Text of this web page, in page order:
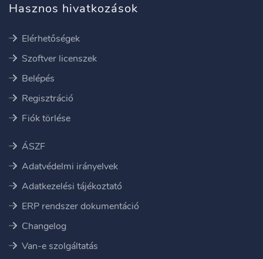
Hasznos hivatkozások
Elérhetőségek
Szoftver licenszek
Belépés
Regisztráció
Fiók törlése
ÁSZF
Adatvédelmi irányelvek
Adatkezelési tájékoztató
ERP rendszer dokumentáció
Changelog
Van-e szolgáltatás